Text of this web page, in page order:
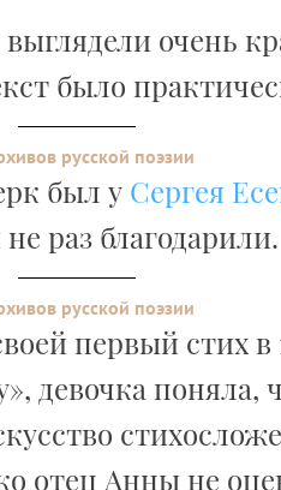
выглядели очень
было
русской поэзии
был у Сергея
раз благодарили.
русской поэзии
первый стих в
девочка поняла,
отец Анны не